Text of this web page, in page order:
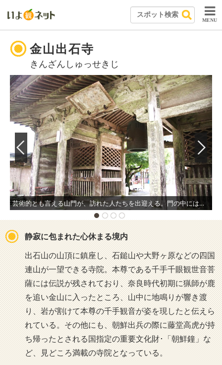
MENU
金山出石寺
きんざんしゅっせきじ
芸術的とも言える山門が、訪れた人たちを出迎える。門の中には、国の重要指定文化財に選ばれている朝鮮鐘もある。
静寂に包まれた心休まる境内
出石山の山頂に鎮座し、石鎚山や大野ヶ原などの四国
連山が一望できる寺院。本尊である千手千眼観世音菩
薩には伝説が残されており、奈良時代初期に猟師が鹿
を追い金山に入ったところ、山中に地鳴りが響き渡
り、岩が割けて本尊の千手観音が姿を現したと伝えら
れている。その他にも、朝鮮出兵の際に藤堂高虎が持
ち帰ったとされる国指定の重要文化財･「朝鮮鐘」な
ど、見どころ満載の寺院となっている。